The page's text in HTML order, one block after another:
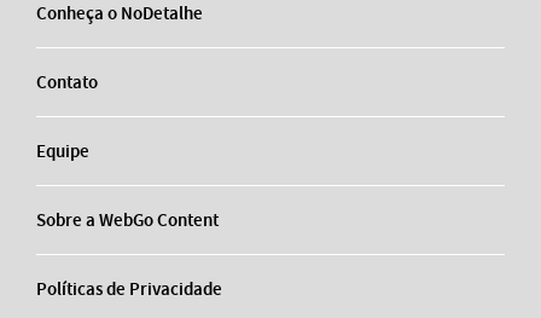
Conheça o NoDetalhe
Contato
Equipe
Sobre a WebGo Content
Políticas de Privacidade